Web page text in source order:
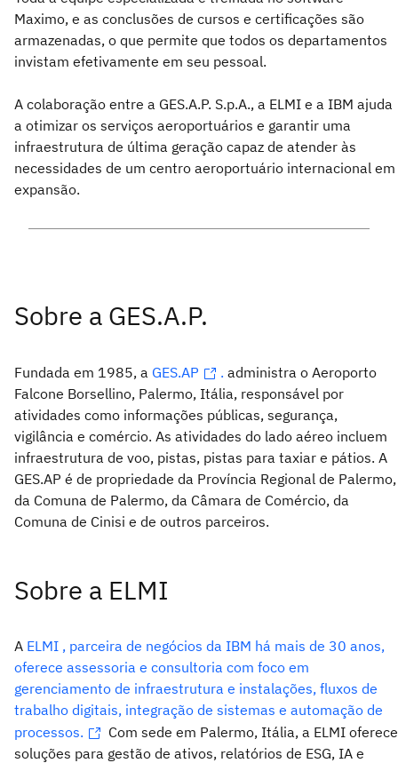
Maximo, e as conclusões de cursos e certificações são
armazenadas, o que permite que todos os departamentos
invistam efetivamente em seu pessoal.
A colaboração entre a GES.A.P. S.p.A., a ELMI e a IBM ajuda
a otimizar os serviços aeroportuários e garantir uma
infraestrutura de última geração capaz de atender às
necessidades de um centro aeroportuário internacional em
expansão.
Sobre a GES.A.P.
Fundada em 1985, a GES.AP . administra o Aeroporto
Falcone Borsellino, Palermo, Itália, responsável por
atividades como informações públicas, segurança,
vigilância e comércio. As atividades do lado aéreo incluem
infraestrutura de voo, pistas, pistas para taxiar e pátios. A
GES.AP é de propriedade da Província Regional de Palermo,
da Comuna de Palermo, da Câmara de Comércio, da
Comuna de Cinisi e de outros parceiros.
Sobre a ELMI
A ELMI , parceira de negócios da IBM há mais de 30 anos,
oferece assessoria e consultoria com foco em
gerenciamento de infraestrutura e instalações, fluxos de
trabalho digitais, integração de sistemas e automação de
processos.
Com sede em Palermo, Itália, a ELMI oferece
soluções para gestão de ativos, relatórios de ESG, IA e